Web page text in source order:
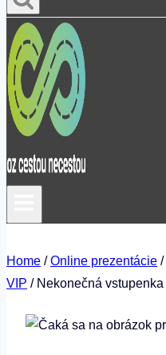
Home / Online prezentácie /
VIP / Nekonečná vstupenka